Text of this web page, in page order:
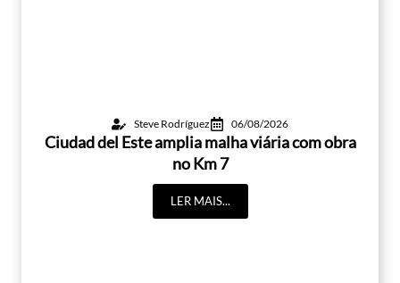
Steve Rodríguez 06/08/2026
Ciudad del Este amplia malha viária com obra
no Km 7
LER MAIS...